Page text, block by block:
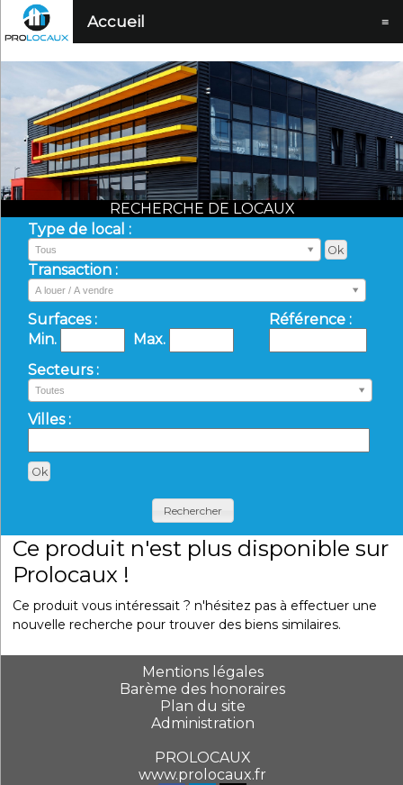
Accueil ≡
RECHERCHE DE LOCAUX
Type de local :
Tous
Transaction :
A louer / A vendre
Surfaces :
Min.
Max.
Référence :
Secteurs :
Toutes
Villes :
Rechercher
Ce produit n'est plus disponible sur
Prolocaux !
Ce produit vous intéressait ? n'hésitez pas à effectuer une
nouvelle recherche pour trouver des biens similaires.
Mentions légales
Barème des honoraires
Plan du site
Administration
PROLOCAUX
www.prolocaux.fr